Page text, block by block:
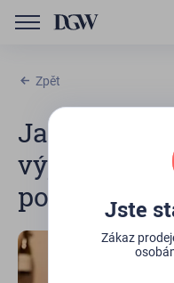
Zpět
Jakostní
výjimečná
popis Jste
Zákaz